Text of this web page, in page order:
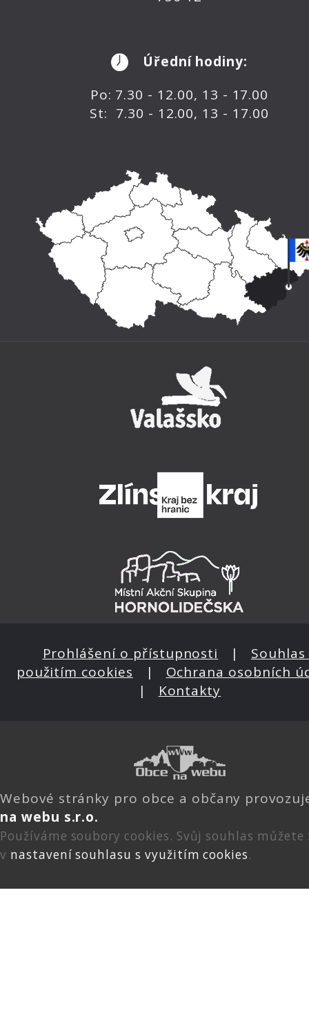
Úřední hodiny:
Po: 7.30 - 12.00, 13 - 17.00
St: 7.30 - 12.00, 13 - 17.00
Prohlášení o přístupnosti | Souhlas
použitím cookies | Ochrana osobních
| Kontakty
Webové stránky pro obce a občany
na webu s.r.o.
Používáme soubory cookies. Svůj souhlas
v nastavení souhlasu s využitím cookies.